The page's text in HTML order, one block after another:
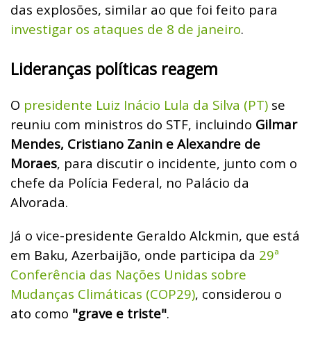
das explosões, similar ao que foi feito para
investigar os ataques de 8 de janeiro.
Lideranças políticas reagem
O presidente Luiz Inácio Lula da Silva (PT) se
reuniu com ministros do STF, incluindo Gilmar
Mendes, Cristiano Zanin e Alexandre de
Moraes, para discutir o incidente, junto com o
chefe da Polícia Federal, no Palácio da
Alvorada.
Já o vice-presidente Geraldo Alckmin, que está
em Baku, Azerbaijão, onde participa da 29ª
Conferência das Nações Unidas sobre
Mudanças Climáticas (COP29), considerou o
ato como "grave e triste".